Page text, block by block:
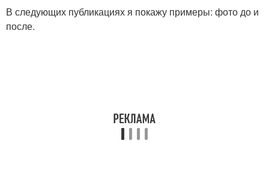
В следующих публикациях я покажу примеры: фото до и
после.